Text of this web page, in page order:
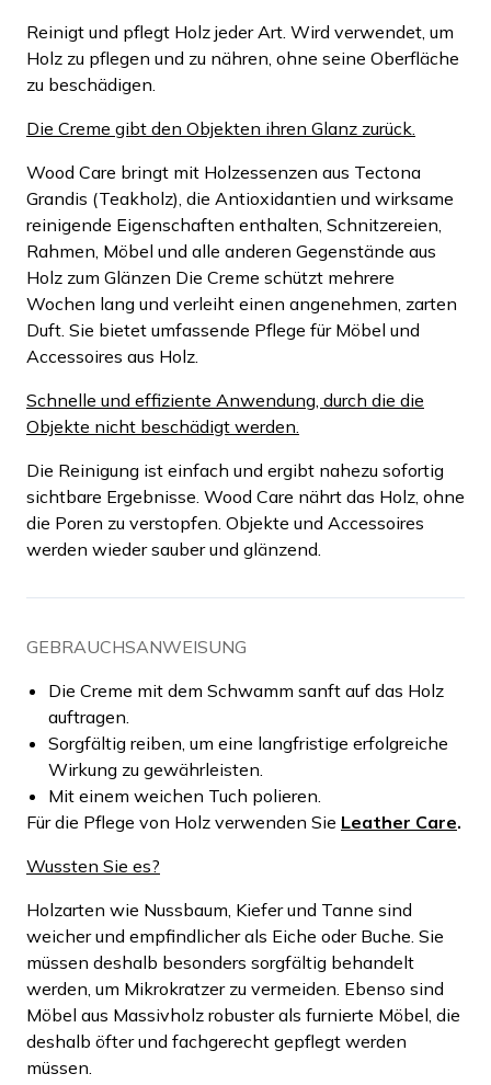
Reinigt und pflegt Holz jeder Art. Wird verwendet, um
Holz zu pflegen und zu nähren, ohne seine Oberfläche
zu beschädigen.
Die Creme gibt den Objekten ihren Glanz zurück.
Wood Care bringt mit Holzessenzen aus Tectona
Grandis (Teakholz), die Antioxidantien und wirksame
reinigende Eigenschaften enthalten, Schnitzereien,
Rahmen, Möbel und alle anderen Gegenstände aus
Holz zum Glänzen Die Creme schützt mehrere
Wochen lang und verleiht einen angenehmen, zarten
Duft. Sie bietet umfassende Pflege für Möbel und
Accessoires aus Holz.
Schnelle und effiziente Anwendung, durch die die
Objekte nicht beschädigt werden.
Die Reinigung ist einfach und ergibt nahezu sofortig
sichtbare Ergebnisse. Wood Care nährt das Holz, ohne
die Poren zu verstopfen. Objekte und Accessoires
werden wieder sauber und glänzend.
GEBRAUCHSANWEISUNG
Die Creme mit dem Schwamm sanft auf das Holz
auftragen.
Sorgfältig reiben, um eine langfristige erfolgreiche
Wirkung zu gewährleisten.
Mit einem weichen Tuch polieren.
Für die Pflege von Holz verwenden Sie Leather Care.
Wussten Sie es?
Holzarten wie Nussbaum, Kiefer und Tanne sind
weicher und empfindlicher als Eiche oder Buche. Sie
müssen deshalb besonders sorgfältig behandelt
werden, um Mikrokratzer zu vermeiden. Ebenso sind
Möbel aus Massivholz robuster als furnierte Möbel, die
deshalb öfter und fachgerecht gepflegt werden
müssen.